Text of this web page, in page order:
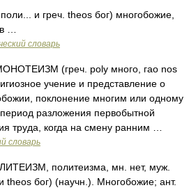
и греч. theos бог) многобожие,
…
словарь
(греч. poly много, гао nos
учение и представление о
поклонение многим или одному
разложения первобытной
труда, когда на смену ранним …
словарь
политеизма, мн. нет, муж.
theos бог) (научн.). Многобожие; ант.